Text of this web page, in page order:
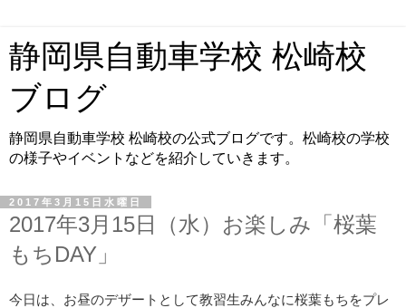
静岡県自動車学校 松崎校
ブログ
静岡県自動車学校 松崎校の公式ブログです。松崎校の学校
の様子やイベントなどを紹介していきます。
2017年3月15日水曜日
2017年3月15日（水）お楽しみ「桜葉
もちDAY」
今日は、お昼のデザートとして教習生みんなに桜葉もちをプレ